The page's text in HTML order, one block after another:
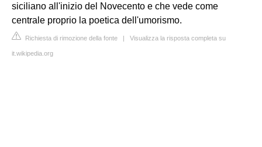
siciliano all'inizio del Novecento e che vede come
centrale proprio la poetica dell'umorismo.
Richiesta di rimozione della fonte | Visualizza la risposta completa su
it.wikipedia.org